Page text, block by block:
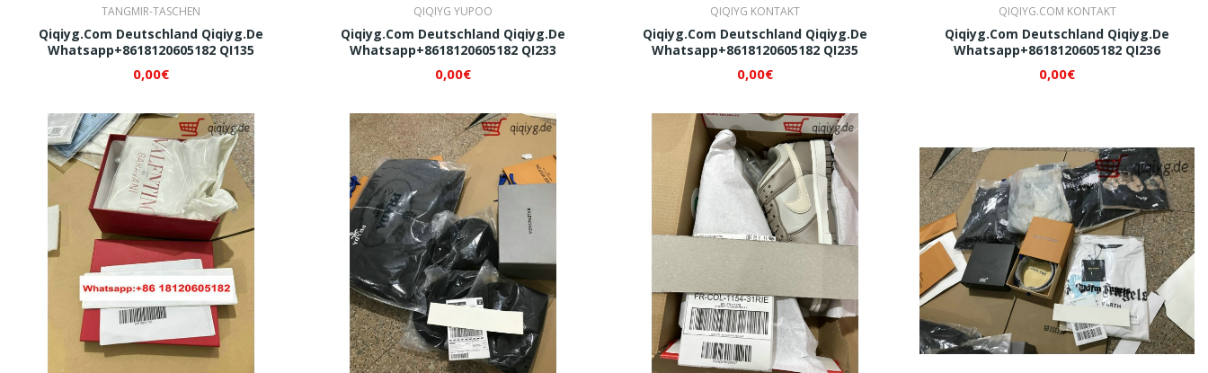
TANGMIR-TASCHEN
Qiqiyg.com Deutschland Qiqiyg.de
Whatsapp+8618120605182 QI135
0,00€
QIQIYG YUPOO
Qiqiyg.com Deutschland Qiqiyg.de
Whatsapp+8618120605182 QI233
0,00€
QIQIYG KONTAKT
Qiqiyg.com Deutschland Qiqiyg.de
Whatsapp+8618120605182 QI235
0,00€
QIQIYG.COM KONTAKT
Qiqiyg.com Deutschland Qiqiyg.de
Whatsapp+8618120605182 QI236
0,00€